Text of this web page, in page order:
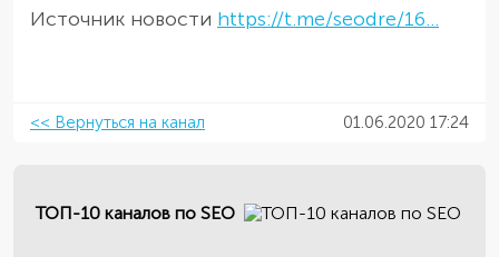
Источник новости https://t.me/seodre/16...
<< Вернуться на канал 01.06.2020 17:24
ТОП-10 каналов по SEO